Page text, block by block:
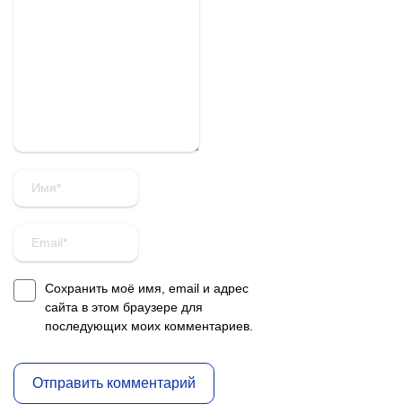
Сохранить моё имя, email и адрес
сайта в этом браузере для
последующих моих комментариев.